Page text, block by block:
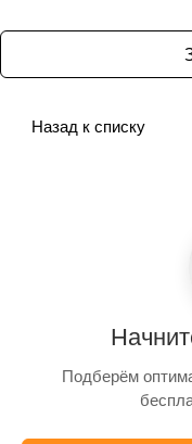
Назад к списку
Подберём